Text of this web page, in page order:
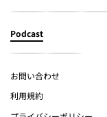
Podcast
お問い合わせ
利用規約